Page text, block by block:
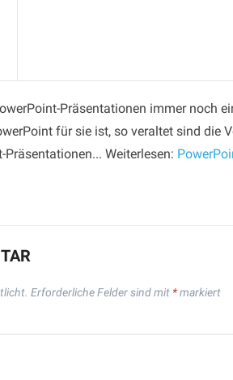
Präsentationen immer noch
für sie ist, so veraltet sind die
Weiterlesen:
Erforderliche Felder sind mit *markiert